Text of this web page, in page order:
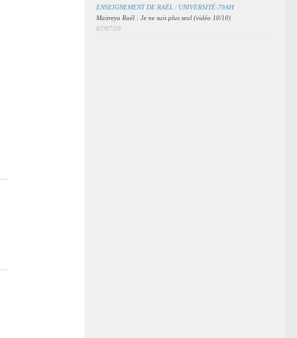
ENSEIGNEMENT DE RAËL / UNIVERSITÉ-79AH
Maitreya Raël : Je ne suis plus seul (vidéo 10/10)
07/07/26